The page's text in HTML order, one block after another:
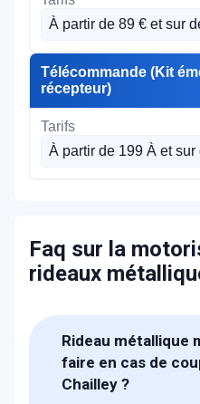
À partir de 89 € et sur
Télécommande (Kit
récepteur)
À partir de 199 À et sur
Faq sur la
rideaux
Rideau métallique
faire en cas de
Chailley ?